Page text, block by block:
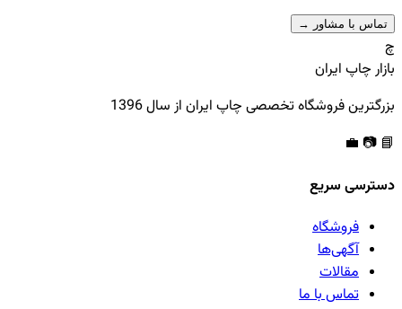
تماس با مشاور →
چ
بازار چاپ ایران
بزرگترین فروشگاه تخصصی چاپ ایران از سال 1396
📘
📷
💼
دسترسی سریع
فروشگاه
آگهی‌ها
مقالات
تماس با ما